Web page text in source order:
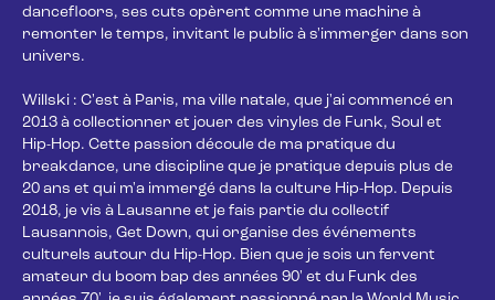
dancefloors, ses cuts opèrent comme une machine à
remonter le temps, invitant le public à s'immerger dans son
univers.
Willski : C'est à Paris, ma ville natale, que j'ai commencé en
2013 à collectionner et jouer des vinyles de Funk, Soul et
Hip-Hop. Cette passion découle de ma pratique du
breakdance, une discipline que je pratique depuis plus de
20 ans et qui m'a immergé dans la culture Hip-Hop. Depuis
2018, je vis à Lausanne et je fais partie du collectif
Lausannois, Get Down, qui organise des événements
culturels autour du Hip-Hop. Bien que je sois un fervent
amateur du boom bap des années 90' et du Funk des